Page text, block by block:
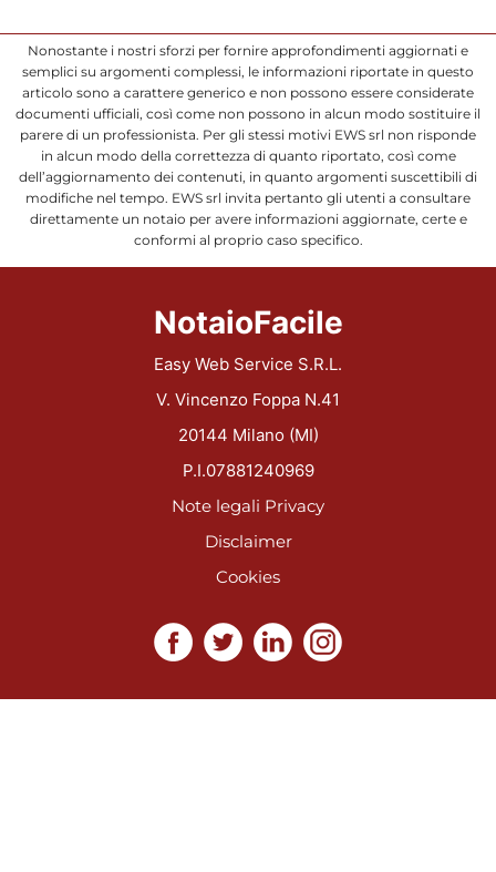
Nonostante i nostri sforzi per fornire approfondimenti aggiornati e
semplici su argomenti complessi, le informazioni riportate in questo
articolo sono a carattere generico e non possono essere considerate
documenti ufficiali, così come non possono in alcun modo sostituire il
parere di un professionista. Per gli stessi motivi EWS srl non risponde
in alcun modo della correttezza di quanto riportato, così come
dell’aggiornamento dei contenuti, in quanto argomenti suscettibili di
modifiche nel tempo. EWS srl invita pertanto gli utenti a consultare
direttamente un notaio per avere informazioni aggiornate, certe e
conformi al proprio caso specifico.
NotaioFacile
Easy Web Service S.R.L.
V. Vincenzo Foppa N.41
20144 Milano (MI)
P.I.07881240969
Note legali Privacy
Disclaimer
Cookies